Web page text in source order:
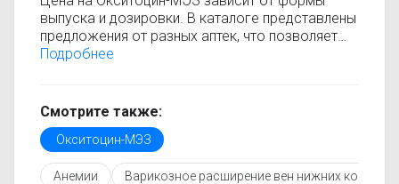
выпуска и дозировки. В каталоге представлены
предложения от разных аптек, что позволяет
быстро найти, где купить Окситоцин-МЭЗ по
только актуальные данные.
Перед покупкой рекомендуется ознакомиться с
инструкцией по применению, показаниями и
противопоказаниями. При необходимости вы
можете подобрать аналоги Окситоцин-МЭЗ с
Подробнее
Смотрите также:
Окситоцин-МЭЗ
Анемии Варикозное расширение вен нижних